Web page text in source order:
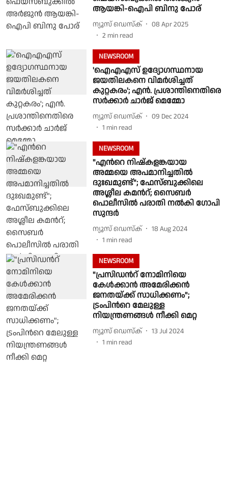
ആയങ്കി-ഐപി ബിനു പോര്
ന്യൂസ് ഡെസ്ക്
08 Apr 2025
2 min read
NEWSROOM
'ഐഎഎസ് ഉദ്യോഗസ്ഥനായ
ജയതിലകനെ വിമർശിച്ചത്
കുറ്റകരം'; എൻ. പ്രശാന്തിനെതിരെ
സർക്കാർ ചാർജ് മെമ്മോ
ന്യൂസ് ഡെസ്ക്
09 Dec 2024
1 min read
NEWSROOM
"എന്‍റെ നിഷ്കളങ്കയായ
അമ്മയെ അപമാനിച്ചതില്‍
ദുഃഖമുണ്ട്"; ഫേസ്ബുക്കിലെ
അശ്ലീല കമന്‍റ്; സൈബർ
പൊലീസിൽ പരാതി നൽകി ഗോപി
സുന്ദർ
ന്യൂസ് ഡെസ്ക്
18 Aug 2024
1 min read
NEWSROOM
"പ്രസിഡന്‍റ് നോമിനിയെ
കേള്‍ക്കാന്‍ അമേരിക്കന്‍
ജനതയ്ക്ക് സാധിക്കണം";
ട്രംപിന്‍റെ മേലുള്ള
നിയന്ത്രണങ്ങള്‍ നീക്കി മെറ്റ
ന്യൂസ് ഡെസ്ക്
13 Jul 2024
1 min read